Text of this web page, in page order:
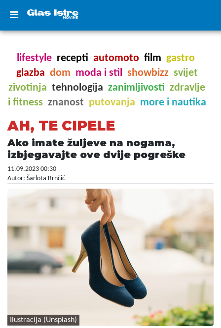
lifestyle recepti automoto film gastro
glazba dom moda i stil showbizz svijet
zivotinja tehnologija zanimljivosti zdravlje
i fitness znanost putovanja more i nautika
AH, TE CIPELE
Ako imate žuljeve na nogama,
izbjegavajte ove dvije pogreške
11.09.2023 00:30
Autor: Šarlota Brnčić
Ilustracija (Unsplash)